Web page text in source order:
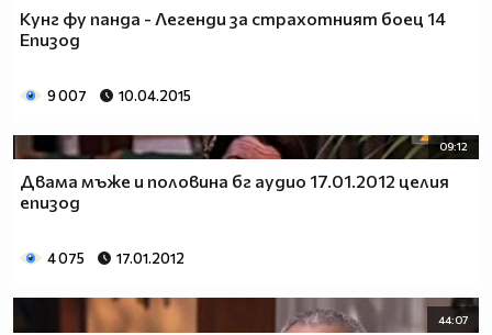
Кунг фу панда - Легенди за страхотният боец 14
Епизод
9 007 10.04.2015
09:12
Двама мъже и половина бг аудио 17.01.2012 целия
епизод
4 075 17.01.2012
44:07